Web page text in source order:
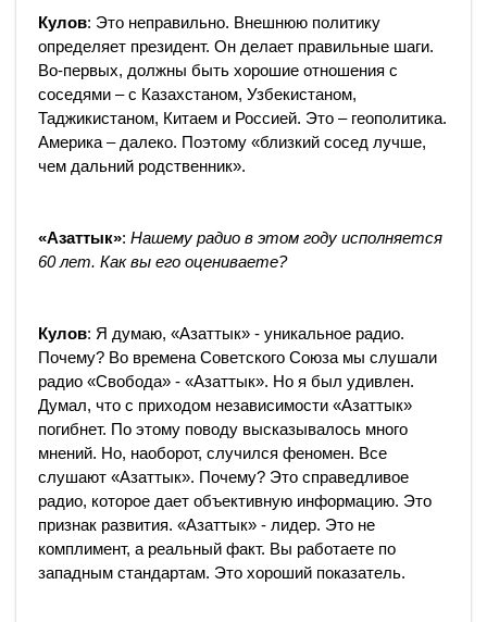
Кулов: Это неправильно. Внешнюю политику
определяет президент. Он делает правильные шаги.
Во-первых, должны быть хорошие отношения с
соседями – с Казахстаном, Узбекистаном,
Таджикистаном, Китаем и Россией. Это – геополитика.
Америка – далеко. Поэтому «близкий сосед лучше,
чем дальний родственник».
«Азаттык»: Нашему радио в этом году исполняется
60 лет. Как вы его оцениваете?
Кулов: Я думаю, «Азаттык» - уникальное радио.
Почему? Во времена Советского Союза мы слушали
радио «Свобода» - «Азаттык». Но я был удивлен.
Думал, что с приходом независимости «Азаттык»
погибнет. По этому поводу высказывалось много
мнений. Но, наоборот, случился феномен. Все
слушают «Азаттык». Почему? Это справедливое
радио, которое дает объективную информацию. Это
признак развития. «Азаттык» - лидер. Это не
комплимент, а реальный факт. Вы работаете по
западным стандартам. Это хороший показатель.